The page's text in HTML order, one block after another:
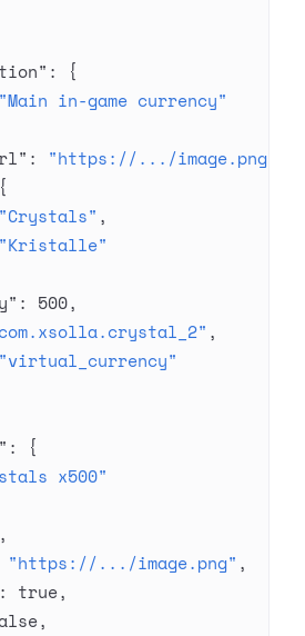
: {
"Main in-game currency"
: "https://.../image.png"
"Crystals" ,
"Kristalle"
: 500,
,
"virtual_currency"
: {
x500"
"https://.../image.png" ,
: true,
,